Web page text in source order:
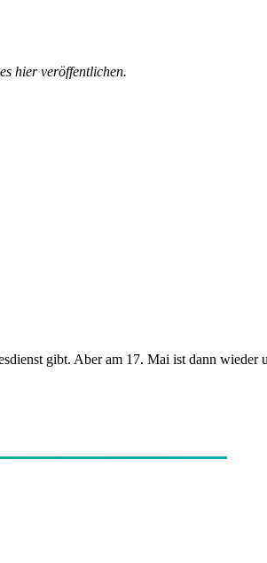
hier veröffentlichen.
gibt. Aber am 17. Mai ist dann wieder